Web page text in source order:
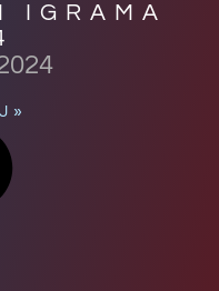
IGRAMA
»